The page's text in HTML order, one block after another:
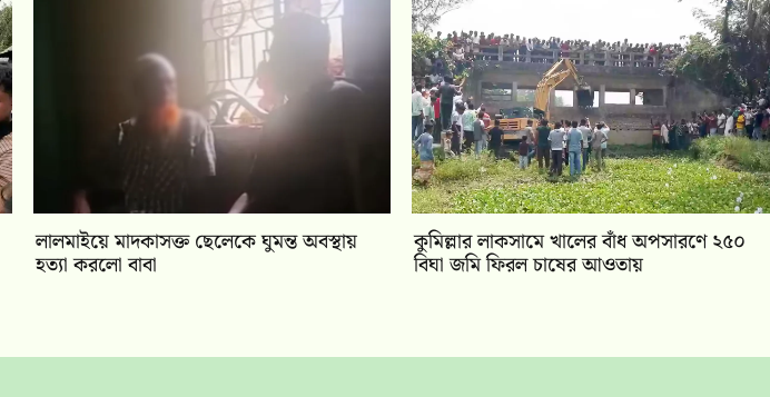
লালমাইয়ে মাদকাসক্ত ছেলেকে ঘুমন্ত অবস্থায়
হত্যা করলো বাবা
কুমিল্লার লাকসামে খালের বাঁধ অপসারণে ২৫০
বিঘা জমি ফিরল চাষের আওতায়